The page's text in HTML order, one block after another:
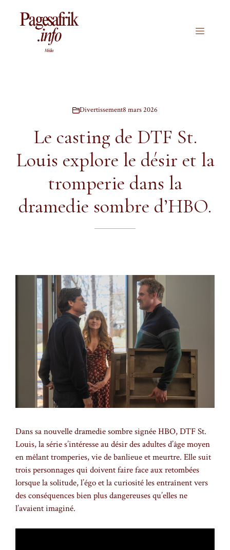
Menu
Divertissement8 mars 2026
Le casting de DTF St.
Louis explore le désir et la
tromperie dans la
dramedie sombre d’HBO.
Dans sa nouvelle dramedie sombre signée HBO, DTF St.
Louis, la série s’intéresse au désir des adultes d’âge moyen
en mêlant tromperies, vie de banlieue et meurtre. Elle suit
trois personnages qui doivent faire face aux retombées
lorsque la solitude, l’égo et la curiosité les entraînent vers
des conséquences bien plus dangereuses qu’elles ne
l’avaient imaginé.